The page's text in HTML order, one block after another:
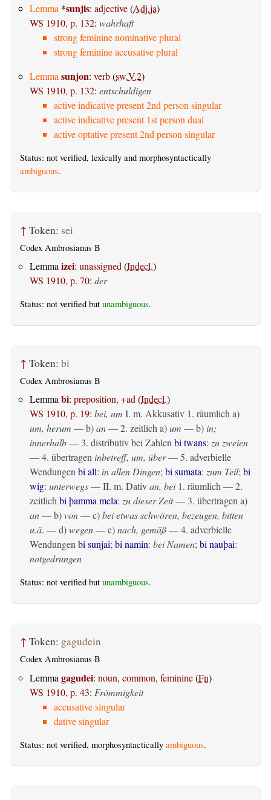
Lemma *sunjis: adjective(Adj.ja)
WS 1910, p. 132: wahrhaft
strong feminine nominative plural
strong feminine accusative plural
Lemma sunjon: verb(sw.V.2)
WS 1910, p. 132: entschuldigen
active indicative present 2nd person singular
active indicative present 1st person dual
active optative present 2nd person singular
Status: not verified, lexically and morphosyntactically
ambiguous.
↑ Token: sei
Codex Ambrosianus B
Lemma izei: unassigned (Indecl.)
WS 1910, p. 70: der
Status: not verified but unambiguous.
↑ Token: bi
Codex Ambrosianus B
Lemmabi: preposition, +ad(Indecl.)
WS 1910, p. 19: bei, um I. m. Akkusativ 1. räumlicha)
um, herum — b)an— 2. zeitlicha)um — b) in;
innerhalb— 3. distributiv bei Zahlenbi twans: zu zweien
— 4. übertragen inbetreff, um, über— 5. adverbielle
Wendungenbi all: in allen Dingen;bi sumata: zum Teil;bi
wig: unterwegs— II. m. Dativan, bei1. räumlich— 2.
zeitlichbi þamma mela: zu dieser Zeit— 3. übertragena)
an— b)von— c)bei etwas schwören, bezeugen, bitten
u.ä. — d)wegen— e)nach, gemäß— 4. adverbielle
Wendungenbi sunjai;bi namin: bei Namen;bi nauþai:
notgedrungen
Status: not verified but unambiguous.
↑ Token: gagudein
Codex Ambrosianus B
Lemma gagudei: noun, common, feminine(Fn)
WS 1910, p. 43: Frömmigkeit
accusative singular
dative singular
Status: not verified, morphosyntactically ambiguous.